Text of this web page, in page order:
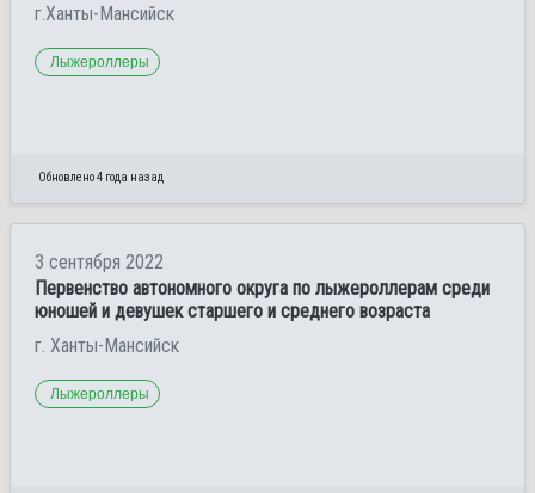
г.Ханты-Мансийск
Лыжероллеры
Обновлено 4 года назад
3 сентября 2022
Первенство автономного округа по лыжероллерам среди
юношей и девушек старшего и среднего возраста
г. Ханты-Мансийск
Лыжероллеры